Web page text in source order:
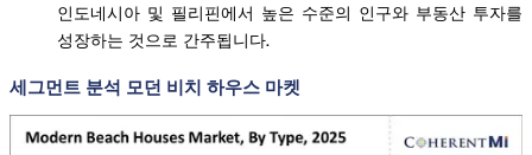
인도네시아 및 필리핀에서 높은 수준의 인구와 부동산 투자를
성장하는 것으로 간주됩니다.
세그먼트 분석 모던 비치 하우스 마켓